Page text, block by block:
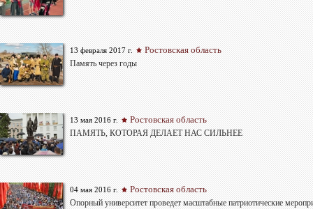
13 февраля 2017 г. Ростовская область
Память через годы
13 мая 2016 г. Ростовская область
ПАМЯТЬ, КОТОРАЯ ДЕЛАЕТ НАС СИЛЬНЕЕ
04 мая 2016 г. Ростовская область
Опорный университет проведет масштабные патриотические